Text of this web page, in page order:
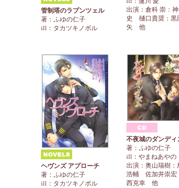
管制塔のラプンツェル
著：ふゆの仁子
ill：タカツキノボル
出演：倉科 崇：
史 樋口貴奨：黒
矢 他
ヘヴンズ アプローチ
著：ふゆの仁子
ill：タカツキノボル
不夜城のダンディ
著：ふゆの仁子
ill：やまねあやの
出演：奥山瑞樹：
浩輔 佐加井崇宏
西克幸 他